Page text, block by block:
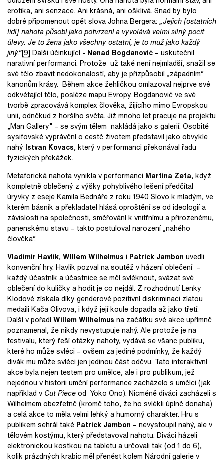
erotika, ani senzace. Ani krásná, ani ošklivá. Snad by bylo
dobré připomenout opět slova Johna Bergera: „Jejich [ostatních
lidí] nahota působí jako potvrzení a vyvolává velmi silný pocit
úlevy. Je to žena jako všechny ostatní, je to muž jako každý
jiný.”[9] Dalši účinkující - Nenad Bogdanović – uskutečnil
narativní performanci. Protože už také není nejmladší, snažil se
své tělo zbavit nedokonalostí, aby je přizpůsobil „západním”
kanonům krásy. Během akce žehličkou omlazoval nejprve své
odkvétající tělo, posléze mapu Evropy. Bogdanović ve své
tvorbě zpracovává komplex člověka, žijícího mimo Evropskou
unii, odněkud z horšího světa. Již mnoho let pracuje na projektu
„Man Gallery” – se svým tělem nakládá jako s galerií. Osobité
sysifovské vyprávění o cestě životem představil jako obvykle
nahý Istvan Kovacs, který v performanci překonával řadu
fyzických překážek.
Metaforická nahota vynikla v performanci Martina Zeta, když
kompletně oblečený z výšky pohyblivého lešení předčítal
úryvky z eseje Kamila Bednáře z roku 1940 Slovo k mladým, ve
kterém básník a překladatel hlásá oproštění se od ideologií a
závislosti na společnosti, směřování k vnitřnímu a přirozenému,
panenskému stavu – takto postuloval narození „nahého
člověka”.
Vladimir Havlík, WIllem Wilhelmus i Patrick Jambon uvedli
konvenční hry. Havlík pozval na soutěž v házení oblečení –
každý účastník a účastnice se měl svléknout, svázat své
oblečení do kuličky a hodit je co nejdál. Z rozhodnutí Lenky
Klodové získala díky genderové pozitivní diskriminaci zlatou
medaili Kača Olivova, i když její koule dopadla až jako třetí.
Další v pořadíWillem WIlhelmus na začátku své akce upřímně
poznamenal, že nikdy nevystupuje nahý. Ale protože je na
festivalu, který řeší otázky nahoty, vydává se všanc publiku,
které ho může svléci – ovšem za jediné podmínky, že každý
divák mu může svléci jen jedinou část oděvu. Tato interaktivní
akce byla nejen testem pro umělce, ale i pro publikum, jež
nejednou v historii umění performance zacházelo s umělci (jak
například v Cut Pieceod Yoko Ono). Nicméně diváci zacházeli s
Wilhelmem obezřetně (kromě toho, že ho svlékli úplně donaha)
a celá akce to měla velmi lehký a humorný charakter. Hru s
publikem sehrál také Patrick Jambon – nevystoupil nahý, ale v
tělovém kostýmu, který představoval nahotu. Diváci házeli
elektronickou kostkou na tabletu a určovali tak (od 1 do 6),
kolik prázdných krabic měl přenést kolem Národní galerie v